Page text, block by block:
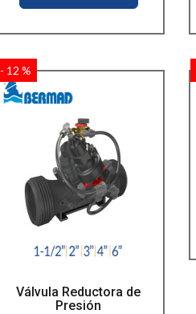
Válvula Reductora de
Presión
- 12 %